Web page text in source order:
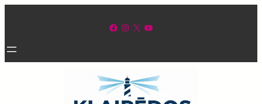
Facebook Instagram X YouTube